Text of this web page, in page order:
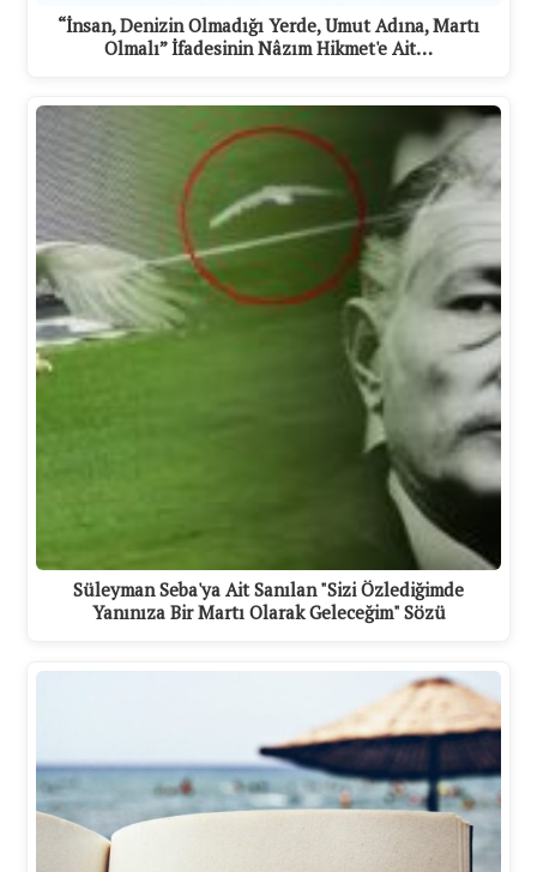
“İnsan, Denizin Olmadığı Yerde, Umut Adına, Martı
Olmalı” İfadesinin Nâzım Hikmet'e Ait…
Süleyman Seba'ya Ait Sanılan "Sizi Özlediğimde
Yanınıza Bir Martı Olarak Geleceğim" Sözü